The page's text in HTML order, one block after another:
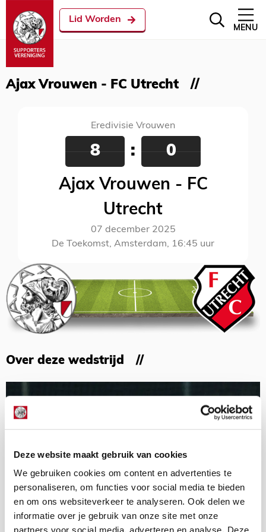
Deze website maakt gebruik van cookies
We gebruiken cookies om content en advertenties te
personaliseren, om functies voor social media te bieden
en om ons websiteverkeer te analyseren. Ook delen we
informatie over je gebruik van onze site met onze
partners voor social media, adverteren en analyse. Deze
Lid Worden
MENU
Ajax Vrouwen - FC Utrecht
Eredivisie Vrouwen
8 : 0
Ajax Vrouwen - FC
Utrecht
07 december 2025
De Toekomst, Amsterdam, 16:45 uur
Over deze wedstrijd